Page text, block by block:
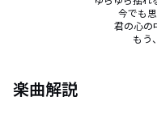
今でも
君の心の
もう
楽曲解説